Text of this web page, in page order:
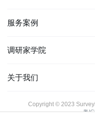
服务案例
调研家学院
关于我们
Copyright © 2023
粤